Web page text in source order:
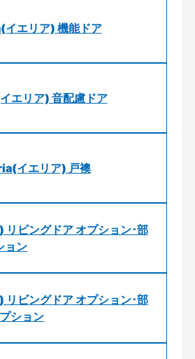
エリア) 機能ドア
エリア) 音配慮ドア
イエリア) 戸襖
ビングドア オプション･部
ョン
ビングドア オプション･部
ション